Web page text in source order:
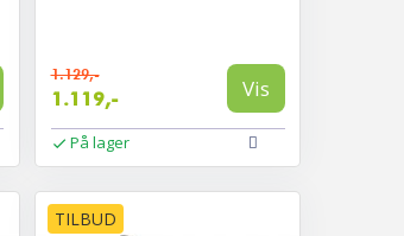
1.129,-
1.119,- Vis
På lager
TILBUD